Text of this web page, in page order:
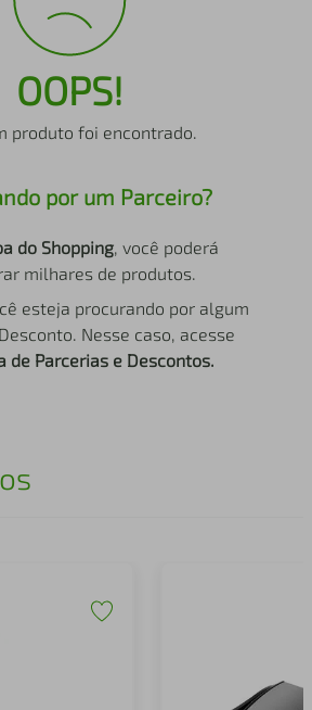
OOPS!
produto foi encontrado.
por um Parceiro?
do Shopping, você poderá
milhares de produtos.
esteja procurando por algum
Nesse caso, acesse
de Parcerias e Descontos.